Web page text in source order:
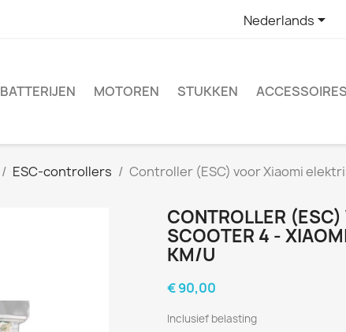
Nederlands
BATTERIJEN MOTOREN STUKKEN ACCESSOIRES
ESC-controllers
Controller (ESC) voor Xiaomi
CONTROLLER
SCOOTER 4 -
KM/U
€ 90,00
Inclusief belasting